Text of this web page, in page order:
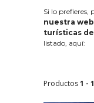
Si lo prefieres,
nuestra web
turísticas
listado, aquí:
Productos1 - 1